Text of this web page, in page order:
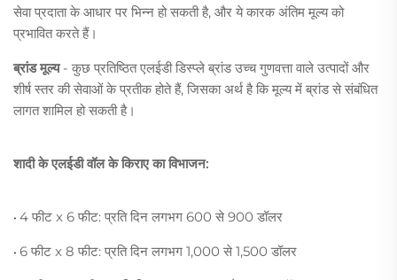
सेवा प्रदाता के आधार पर भिन्न हो सकती है, और ये कारक अंतिम मूल्य को
प्रभावित करते हैं।
ब्रांड मूल्य - कुछ प्रतिष्ठित एलईडी डिस्प्ले ब्रांड उच्च गुणवत्ता वाले उत्पादों और
शीर्ष स्तर की सेवाओं के प्रतीक होते हैं, जिसका अर्थ है कि मूल्य में ब्रांड से संबंधित
लागत शामिल हो सकती है।
शादी के एलईडी वॉल के किराए का विभाजन:
• 4 फीट x 6 फीट: प्रति दिन लगभग 600 से 900 डॉलर
• 6 फीट x 8 फीट: प्रति दिन लगभग 1,000 से 1,500 डॉलर